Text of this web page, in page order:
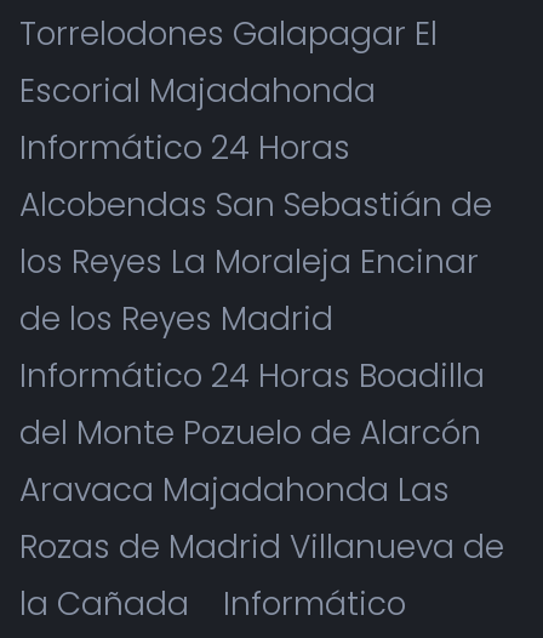
Torrelodones Galapagar El
Escorial Majadahonda
Informático 24 Horas
Alcobendas San Sebastián de
los Reyes La Moraleja Encinar
de los Reyes Madrid
Informático 24 Horas Boadilla
del Monte Pozuelo de Alarcón
Aravaca Majadahonda Las
Rozas de Madrid Villanueva de
la Cañada
Informático